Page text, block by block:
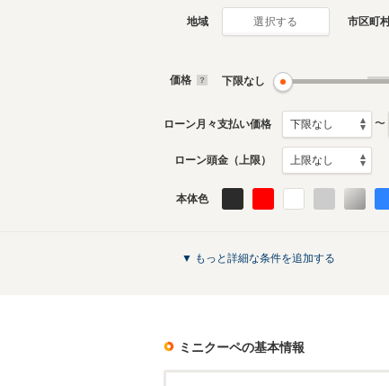
地域 選択する 市区町
価格 下限なし
ローン月々支払い価格 〜
ローン頭金（上限）
本体色
▼ もっと詳細な条件を追加する
ミニクーペの基本情報